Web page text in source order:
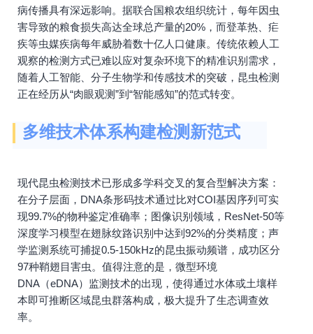
病传播具有深远影响。据联合国粮农组织统计，每年因虫
害导致的粮食损失高达全球总产量的20%，而登革热、疟
疾等虫媒疾病每年威胁着数十亿人口健康。传统依赖人工
观察的检测方式已难以应对复杂环境下的精准识别需求，
随着人工智能、分子生物学和传感技术的突破，昆虫检测
正在经历从“肉眼观测”到“智能感知”的范式转变。
多维技术体系构建检测新范式
现代昆虫检测技术已形成多学科交叉的复合型解决方案：
在分子层面，DNA条形码技术通过比对COI基因序列可实
现99.7%的物种鉴定准确率；图像识别领域，ResNet-50等
深度学习模型在翅脉纹路识别中达到92%的分类精度；声
学监测系统可捕捉0.5-150kHz的昆虫振动频谱，成功区分
97种鞘翅目害虫。值得注意的是，微型环境
DNA（eDNA）监测技术的出现，使得通过水体或土壤样
本即可推断区域昆虫群落构成，极大提升了生态调查效
率。